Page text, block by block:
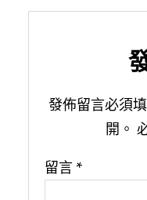
發佈留言必須
開。
留言 *